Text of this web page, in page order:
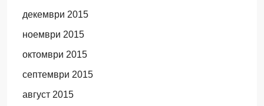
декември 2015
ноември 2015
октомври 2015
септември 2015
август 2015